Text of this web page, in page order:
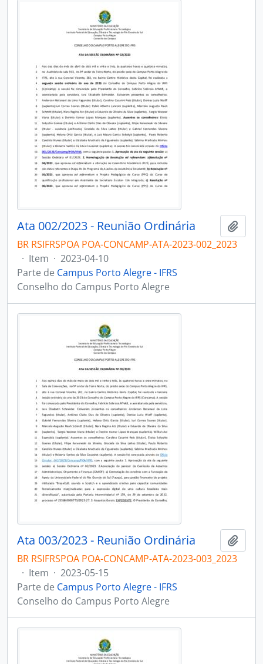
Ata 002/2023 - Reunião Ordinária
BR RSIFRSPOA POA-CONCAMP-ATA-2023-002_2023
· Item · 2023-04-10
Parte de Campus Porto Alegre - IFRS
Conselho do Campus Porto Alegre
Ata 003/2023 - Reunião Ordinária
BR RSIFRSPOA POA-CONCAMP-ATA-2023-003_2023
· Item · 2023-05-15
Parte de Campus Porto Alegre - IFRS
Conselho do Campus Porto Alegre